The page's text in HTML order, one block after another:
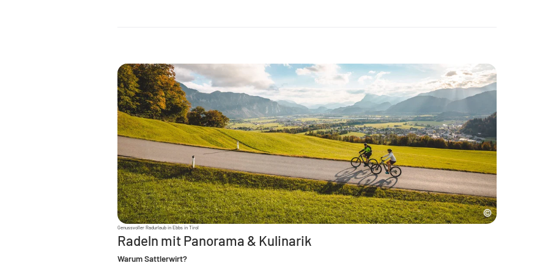
Genussvoller Radurlaub in Ebbs in Tirol
Radeln mit Panorama & Kulinarik
Warum Sattlerwirt?